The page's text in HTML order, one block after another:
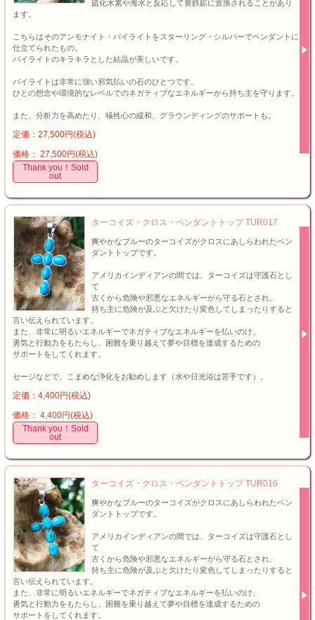
硫化水素や海水と反応して黄鉄鉱に置換されることがあり
ます。
こちらはそのアンモナイト・パイライトをスターリング・シルバーでペンダントに
仕立てられたもの。
パイライトのキラキラとした結晶が美しいです。
パイライトは非常に強い邪気払いの石のひとつです。
ひとの想念や環境的なレベルでのネガティブなエネルギーから持ち主を守ります。
また、分析力を高めたり、犠牲心の緩和、グラウンディングのサポートも。
定価：27,500円(税込)
価格： 27,500円(税込)
Thank you！Sold
out
ターコイズ・クロス・ペンダントトップ TUR017
爽やかなブルーのターコイズがクロスにあしらわれたペン
ダントトップです。
アメリカインディアンの間では、ターコイズは守護石とし
て
古くから危険や邪悪なエネルギーがら守る石とされ、
持ち主に危険が及ぶと欠けたり変色してしまったりすると
言い伝えられています。
また、非常に明るいエネルギーでネガティブなエネルギーを払いのけ、
勇気と行動力をもたらし、困難を乗り越えて夢や目標を達成するための
サポートをしてくれます。
セージなどで、こまめな浄化をお勧めします（水や日光浴は苦手です）。
定価：4,400円(税込)
価格： 4,400円(税込)
Thank you！Sold
out
ターコイズ・クロス・ペンダントトップ TUR016
爽やかなブルーのターコイズがクロスにあしらわれたペン
ダントトップです。
アメリカインディアンの間では、ターコイズは守護石とし
て
古くから危険や邪悪なエネルギーがら守る石とされ、
持ち主に危険が及ぶと欠けたり変色してしまったりすると
言い伝えられています。
また、非常に明るいエネルギーでネガティブなエネルギーを払いのけ、
勇気と行動力をもたらし、困難を乗り越えて夢や目標を達成するための
サポートをしてくれます。